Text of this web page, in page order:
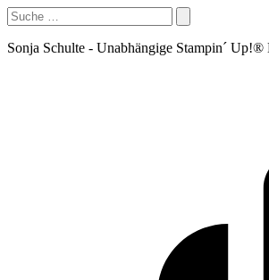
Sonja Schulte - Unabhängige Stampin´ Up!®